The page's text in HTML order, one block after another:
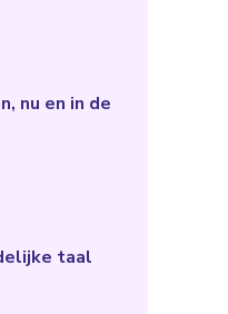
nu en in de
taal